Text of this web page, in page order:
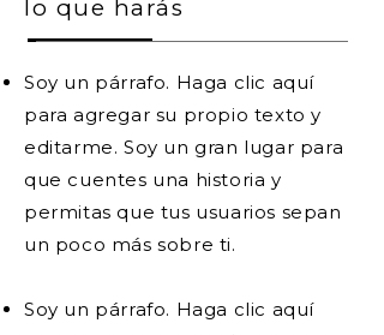
lo que harás
Soy un párrafo. Haga clic aquí
para agregar su propio texto y
editarme. Soy un gran lugar para
que cuentes una historia y
permitas que tus usuarios sepan
un poco más sobre ti.
Soy un párrafo. Haga clic aquí